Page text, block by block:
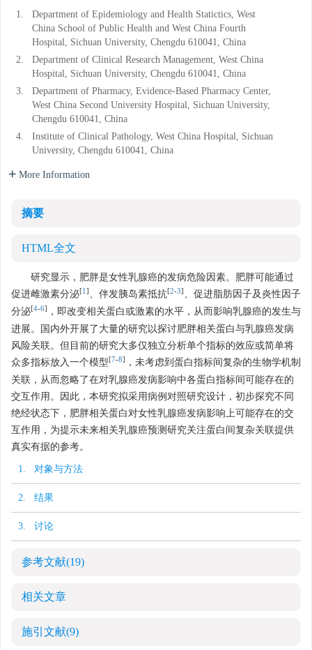
1.
Department of Epidemiology and Health Statictics, West
China School of Public Health and West China Fourth
Hospital, Sichuan University, Chengdu 610041, China
2.
Department of Clinical Research Management, West China
Hospital, Sichuan University, Chengdu 610041, China
3.
Department of Pharmacy, Evidence-Based Pharmacy Center,
West China Second University Hospital, Sichuan University,
Chengdu 610041, China
4.
Institute of Clinical Pathology, West China Hospital, Sichuan
University, Chengdu 610041, China
More Information
摘要
HTML全文
研究显示，肥胖是女性乳腺癌的发病危险因素。肥胖可能通过
促进雌激素分泌[1] 、伴发胰岛素抵抗[2-3] 、促进脂肪因子及炎性因子
分泌[4-6]
，即改变相关蛋白或激素的水平，从而影响乳腺癌的发生与
进展。国内外开展了大量的研究以探讨肥胖相关蛋白与乳腺癌发病
风险关联。但目前的研究大多仅独立分析单个指标的效应或简单将
众多指标放入一个模型[7-8]
，未考虑到蛋白指标间复杂的生物学机制
关联，从而忽略了在对乳腺癌发病影响中各蛋白指标间可能存在的
交互作用。因此，本研究拟采用病例对照研究设计，初步探究不同
绝经状态下，肥胖相关蛋白对女性乳腺癌发病影响上可能存在的交
互作用，为提示未来相关乳腺癌预测研究关注蛋白间复杂关联提供
真实有据的参考。
1. 对象与方法
2. 结果
3. 讨论
参考文献(19)
相关文章
施引文献(9)